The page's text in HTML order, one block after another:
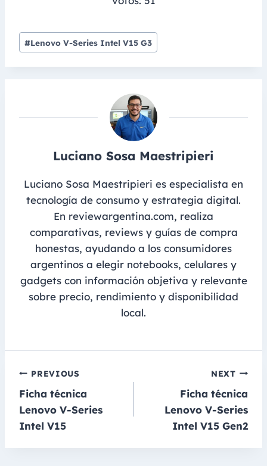
Post
Tags:
#Lenovo V-Series Intel V15 G3
Luciano Sosa Maestripieri
Luciano Sosa Maestripieri es especialista en
tecnología de consumo y estrategia digital.
En reviewargentina.com, realiza
comparativas, reviews y guías de compra
honestas, ayudando a los consumidores
argentinos a elegir notebooks, celulares y
gadgets con información objetiva y relevante
sobre precio, rendimiento y disponibilidad
local.
Navegación
de
entradas
PREVIOUS
Ficha técnica
Lenovo V-Series
Intel V15
NEXT
Ficha técnica
Lenovo V-Series
Intel V15 Gen2